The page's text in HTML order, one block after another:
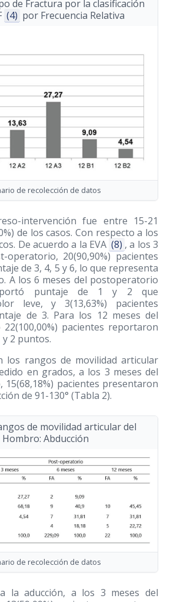
de Fractura por la clasificación
(4) por Frecuencia Relativa
de recolección de datos
intervención fue entre 15-21
de los casos. Con respecto a los
De acuerdo a la EVA (8) , a los 3
operatorio, 20(90,90%) pacientes
de 3, 4, 5 y 6, lo que representa
A los 6 meses del postoperatorio
puntaje de 1 y 2 que
leve, y 3(13,63%) pacientes
de 3. Para los 12 meses del
pacientes reportaron
2 puntos.
los rangos de movilidad articular
en grados, a los 3 meses del
pacientes presentaron
de 91-130° (Tabla 2).
de movilidad articular del
Hombro: Abducción
de recolección de datos
la aducción, a los 3 meses del